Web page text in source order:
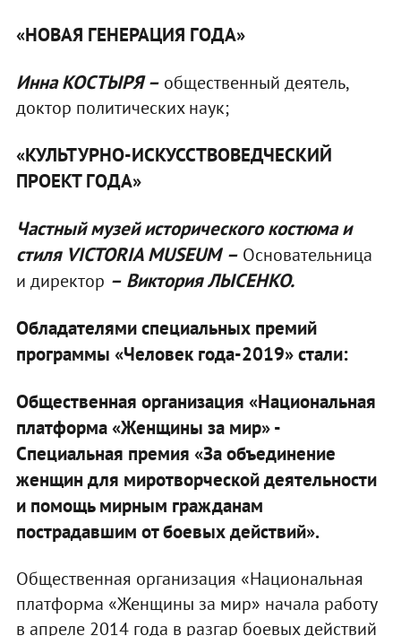
«НОВАЯ ГЕНЕРАЦИЯ ГОДА»
Инна КОСТЫРЯ –общественный деятель,
доктор политических наук;
«КУЛЬТУРНО-ИСКУССТВОВЕДЧЕСКИЙ
ПРОЕКТ ГОДА»
Частный музей исторического костюма и
стиля VICTORIA MUSEUM –Основательница
и директор – Виктория ЛЫСЕНКО.
Обладателямиcпециальных премий
программы «Человек года-2019» стали:
Общественная организация «Национальная
платформа «Женщины за мир» -
Специальная премия «За объединение
женщин для миротворческой деятельности
и помощь мирным гражданам
пострадавшим от боевых действий».
Общественная организация «Национальная
платформа «Женщины за мир» начала работу
в апреле 2014 года в разгар боевых действий